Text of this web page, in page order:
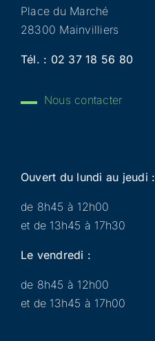
Place du Marché
28300 Mainvilliers
Tél. : 02 37 18 56 80
Nous contacter
Ouvert du lundi au jeudi :
de 8h45 à 12h00
et de 13h45 à 17h30
Le vendredi :
de 8h45 à 12h00
et de 13h45 à 17h00